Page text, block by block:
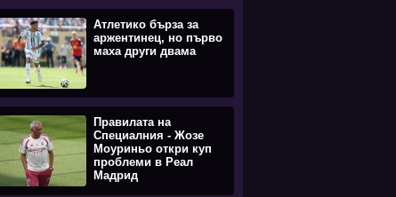
Атлетико бърза за
аржентинец, но първо
маха други двама
Правилата на
Специалния - Жозе
Моуриньо откри куп
проблеми в Реал
Мадрид